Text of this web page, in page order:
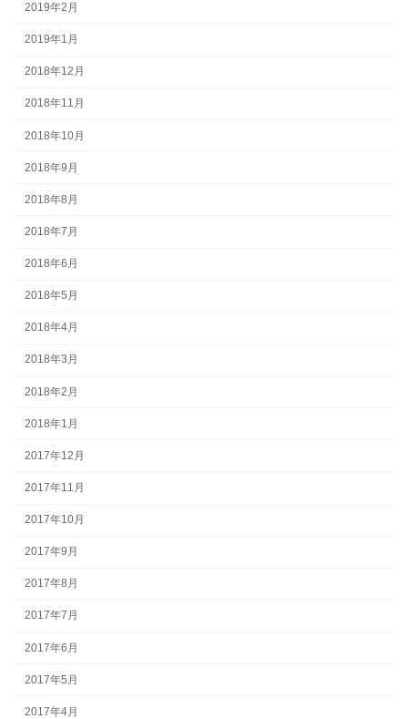
2019年2月
2019年1月
2018年12月
2018年11月
2018年10月
2018年9月
2018年8月
2018年7月
2018年6月
2018年5月
2018年4月
2018年3月
2018年2月
2018年1月
2017年12月
2017年11月
2017年10月
2017年9月
2017年8月
2017年7月
2017年6月
2017年5月
2017年4月